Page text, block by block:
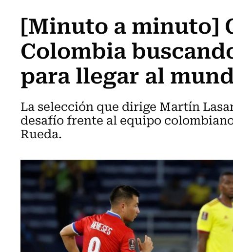
[Minuto a minuto]
Colombia
para llegar al
La selección que dirige Martín
desafío frente al equipo
Rueda.